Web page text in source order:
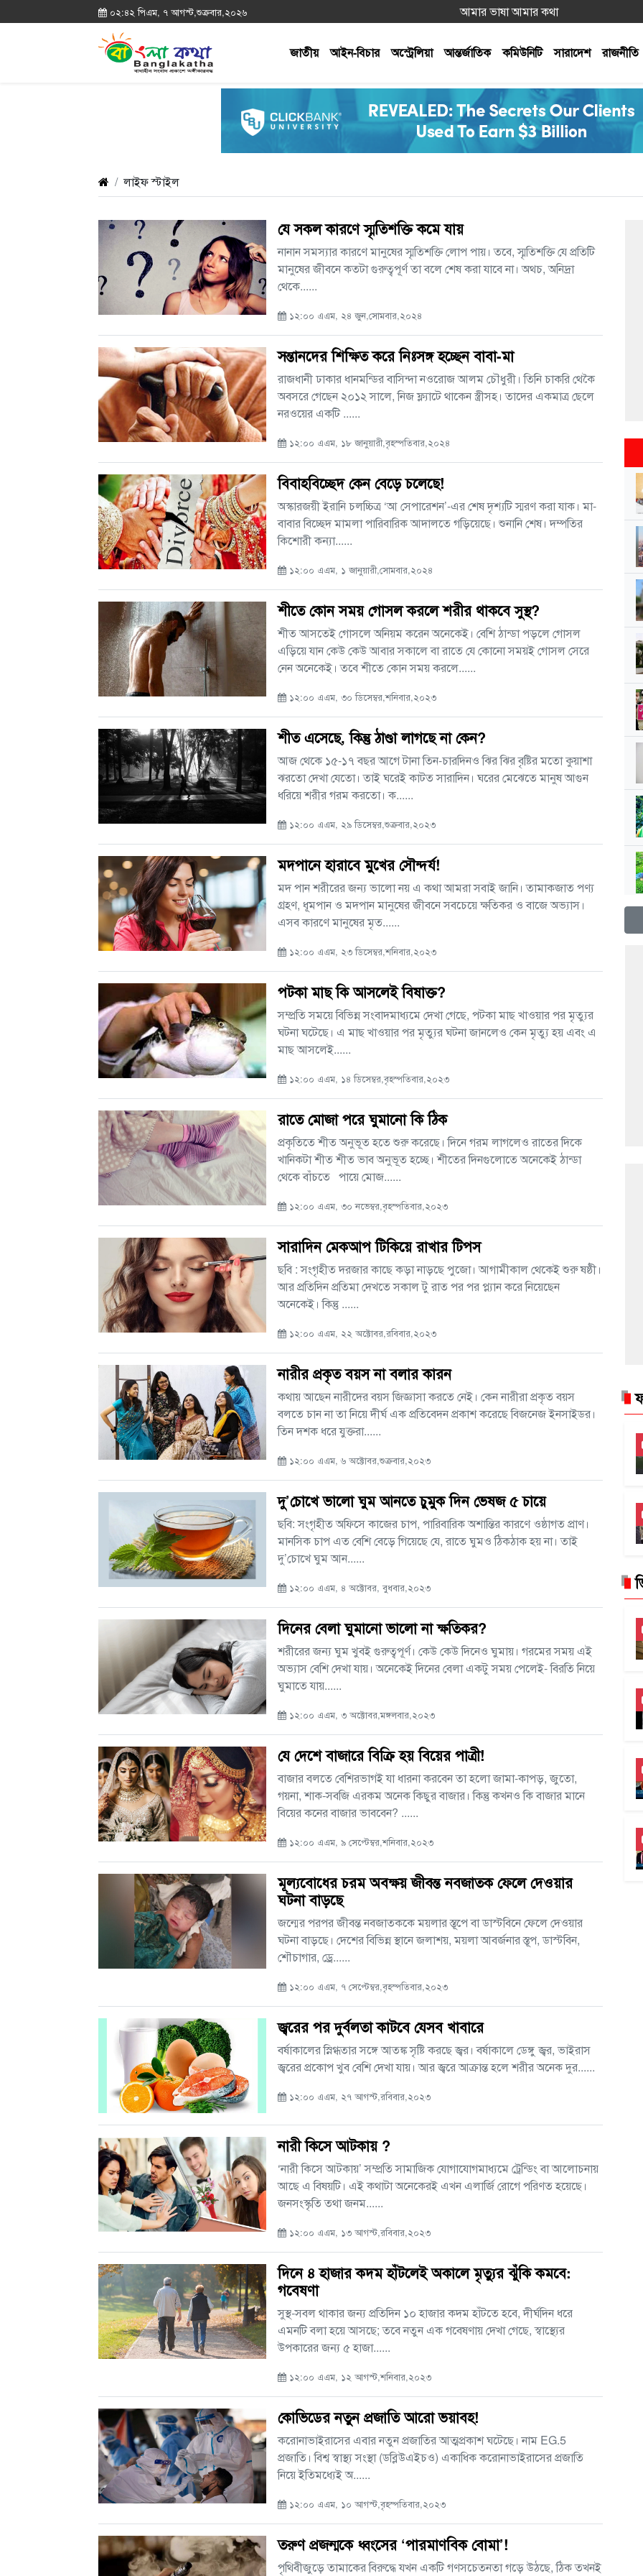
০২:৪২ পিএম, ৭ আগস্ট,শুক্রবার,২০২৬ আমার ভাষা আমার কথা
জাতীয় আইন-বিচার অস্ট্রেলিয়া আন্তর্জাতিক কমিউনিটি সারাদেশ রাজনীতি
লাইফ স্টাইল
যে সকল কারণে স্মৃতিশক্তি কমে যায়
নানান সমস্যার কারণে মানুষের স্মৃতিশক্তি লোপ পায়। তবে, স্মৃতিশক্তি যে প্রতিটি
মানুষের জীবনে কতটা গুরুত্বপূর্ণ তা বলে শেষ করা যাবে না। অথচ, অনিদ্রা
থেকে......
১২:০০ এএম, ২৪ জুন,সোমবার,২০২৪
সন্তানদের শিক্ষিত করে নিঃসঙ্গ হচ্ছেন বাবা-মা
রাজধানী ঢাকার ধানমন্ডির বাসিন্দা নওরোজ আলম চৌধুরী। তিনি চাকরি থেকৈ
অবসরে গেছেন ২০১২ সালে, নিজ ফ্ল্যাটে থাকেন স্ত্রীসহ। তাদের একমাত্র ছেলে
নরওয়ের একটি ......
১২:০০ এএম, ১৮ জানুয়ারী,বৃহস্পতিবার,২০২৪
বিবাহবিচ্ছেদ কেন বেড়ে চলেছে!
অস্কারজয়ী ইরানি চলচ্চিত্র ‘আ সেপারেশন’-এর শেষ দৃশ্যটি স্মরণ করা যাক। মা-
বাবার বিচ্ছেদ মামলা পারিবারিক আদালতে গড়িয়েছে। শুনানি শেষ। দম্পতির
কিশোরী কন্যা......
১২:০০ এএম, ১ জানুয়ারী,সোমবার,২০২৪
শীতে কোন সময় গোসল করলে শরীর থাকবে সুস্থ?
শীত আসতেই গোসলে অনিয়ম করেন অনেকেই। বেশি ঠান্ডা পড়লে গোসল
এড়িয়ে যান কেউ কেউ আবার সকালে বা রাতে যে কোনো সময়ই গোসল সেরে
নেন অনেকেই। তবে শীতে কোন সময় করলে......
১২:০০ এএম, ৩০ ডিসেম্বর,শনিবার,২০২৩
শীত এসেছে, কিন্তু ঠাণ্ডা লাগছে না কেন?
আজ থেকে ১৫-১৭ বছর আগে টানা তিন-চারদিনও ঝির ঝির বৃষ্টির মতো কুয়াশা
ঝরতো দেখা যেতো। তাই ঘরেই কাটত সারাদিন। ঘরের মেঝেতে মানুষ আগুন
ধরিয়ে শরীর গরম করতো। ক......
১২:০০ এএম, ২৯ ডিসেম্বর,শুক্রবার,২০২৩
মদপানে হারাবে মুখের সৌন্দর্য!
মদ পান শরীরের জন্য ভালো নয় এ কথা আমরা সবাই জানি। তামাকজাত পণ্য
গ্রহণ, ধূমপান ও মদপান মানুষের জীবনে সবচেয়ে ক্ষতিকর ও বাজে অভ্যাস।
এসব কারণে মানুষের মৃত......
১২:০০ এএম, ২৩ ডিসেম্বর,শনিবার,২০২৩
পটকা মাছ কি আসলেই বিষাক্ত?
সম্প্রতি সময়ে বিভিন্ন সংবাদমাধ্যমে দেখা গেছে, পটকা মাছ খাওয়ার পর মৃত্যুর
ঘটনা ঘটেছে। এ মাছ খাওয়ার পর মৃত্যুর ঘটনা জানলেও কেন মৃত্যু হয় এবং এ
মাছ আসলেই......
১২:০০ এএম, ১৪ ডিসেম্বর,বৃহস্পতিবার,২০২৩
রাতে মোজা পরে ঘুমানো কি ঠিক
প্রকৃতিতে শীত অনুভূত হতে শুরু করেছে। দিনে গরম লাগলেও রাতের দিকে
খানিকটা শীত শীত ভাব অনুভূত হচ্ছে। শীতের দিনগুলোতে অনেকেই ঠান্ডা
থেকে বাঁচতে পায়ে মোজ......
১২:০০ এএম, ৩০ নভেম্বর,বৃহস্পতিবার,২০২৩
সারাদিন মেকআপ টিকিয়ে রাখার টিপস
ছবি : সংগৃহীত দরজার কাছে কড়া নাড়ছে পুজো। আগামীকাল থেকেই শুরু ষষ্ঠী।
আর প্রতিদিন প্রতিমা দেখতে সকাল টু রাত পর পর প্ল্যান করে নিয়েছেন
অনেকেই। কিন্তু ......
১২:০০ এএম, ২২ অক্টোবর,রবিবার,২০২৩
নারীর প্রকৃত বয়স না বলার কারন
কথায় আছেন নারীদের বয়স জিজ্ঞাসা করতে নেই। কেন নারীরা প্রকৃত বয়স
বলতে চান না তা নিয়ে দীর্ঘ এক প্রতিবেদন প্রকাশ করেছে বিজনেজ ইনসাইডর।
তিন দশক ধরে যুক্তরা......
১২:০০ এএম, ৬ অক্টোবর,শুক্রবার,২০২৩
দু’চোখে ভালো ঘুম আনতে চুমুক দিন ভেষজ ৫ চায়ে
ছবি: সংগৃহীত অফিসে কাজের চাপ, পারিবারিক অশান্তির কারণে ওষ্ঠাগত প্রাণ।
মানসিক চাপ এত বেশি বেড়ে গিয়েছে যে, রাতে ঘুমও ঠিকঠাক হয় না। তাই
দু’চোখে ঘুম আন......
১২:০০ এএম, ৪ অক্টোবর, বুধবার,২০২৩
দিনের বেলা ঘুমানো ভালো না ক্ষতিকর?
শরীরের জন্য ঘুম খুবই গুরুত্বপূর্ণ। কেউ কেউ দিনেও ঘুমায়। গরমের সময় এই
অভ্যাস বেশি দেখা যায়। অনেকেই দিনের বেলা একটু সময় পেলেই- বিরতি নিয়ে
ঘুমাতে যায়......
১২:০০ এএম, ৩ অক্টোবর,মঙ্গলবার,২০২৩
যে দেশে বাজারে বিক্রি হয় বিয়ের পাত্রী!
বাজার বলতে বেশিরভাগই যা ধারনা করবেন তা হলো জামা-কাপড়, জুতো,
গয়না, শাক-সবজি এরকম অনেক কিছুর বাজার। কিন্তু কখনও কি বাজার মানে
বিয়ের কনের বাজার ভাববেন? ......
১২:০০ এএম, ৯ সেপ্টেম্বর,শনিবার,২০২৩
মূল্যবোধের চরম অবক্ষয় জীবন্ত নবজাতক ফেলে দেওয়ার
ঘটনা বাড়ছে
জন্মের পরপর জীবন্ত নবজাতককে ময়লার স্তূপে বা ডাস্টবিনে ফেলে দেওয়ার
ঘটনা বাড়ছে। দেশের বিভিন্ন স্থানে জলাশয়, ময়লা আবর্জনার স্তূপ, ডাস্টবিন,
শৌচাগার, ড্রে......
১২:০০ এএম, ৭ সেপ্টেম্বর,বৃহস্পতিবার,২০২৩
জ্বরের পর দুর্বলতা কাটবে যেসব খাবারে
বর্ষাকালের স্নিগ্ধতার সঙ্গে আতঙ্ক সৃষ্টি করছে জ্বর। বর্ষাকালে ডেঙ্গু জ্বর, ভাইরাস
জ্বরের প্রকোপ খুব বেশি দেখা যায়। আর জ্বরে আক্রান্ত হলে শরীর অনেক দুর......
১২:০০ এএম, ২৭ আগস্ট,রবিবার,২০২৩
নারী কিসে আটকায় ?
‘নারী কিসে আটকায়’ সম্প্রতি সামাজিক যোগাযোগমাধ্যমে ট্রেন্ডিং বা আলোচনায়
আছে এ বিষয়টি। এই কথাটা অনেকেরই এখন এলার্জি রোগে পরিণত হয়েছে।
জনসংস্কৃতি তথা জনম......
১২:০০ এএম, ১৩ আগস্ট,রবিবার,২০২৩
দিনে ৪ হাজার কদম হাঁটলেই অকালে মৃত্যুর ঝুঁকি কমবে:
গবেষণা
সুস্থ-সবল থাকার জন্য প্রতিদিন ১০ হাজার কদম হাঁটতে হবে, দীর্ঘদিন ধরে
এমনটি বলা হয়ে আসছে; তবে নতুন এক গবেষণায় দেখা গেছে, স্বাস্থ্যের
উপকারের জন্য ৫ হাজা......
১২:০০ এএম, ১২ আগস্ট,শনিবার,২০২৩
কোভিডের নতুন প্রজাতি আরো ভয়াবহ!
করোনাভাইরাসের এবার নতুন প্রজাতির আত্মপ্রকাশ ঘটেছে। নাম EG.5
প্রজাতি। বিশ্ব স্বাস্থ্য সংস্থা (ডব্লিউএইচও) একাধিক করোনাভাইরাসের প্রজাতি
নিয়ে ইতিমধ্যেই অ......
১২:০০ এএম, ১০ আগস্ট,বৃহস্পতিবার,২০২৩
তরুণ প্রজন্মকে ধ্বংসের ‘পারমাণবিক বোমা’!
পৃথিবীজুড়ে তামাকের বিরুদ্ধে যখন একটি গণসচেতনতা গড়ে উঠছে, ঠিক তখনই